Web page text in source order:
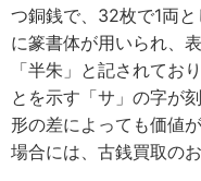
つ銅銭で、32枚で1両
に篆書体が用いられ、
「半朱」と記されてお
とを示す「サ」の字が
形の差によっても価値
場合には、古銭買取の